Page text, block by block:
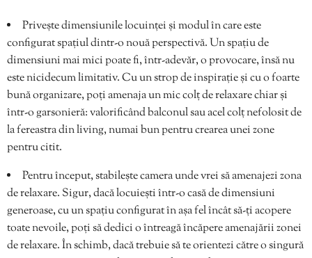
Privește dimensiunile locuinței și modul în care este
configurat spațiul dintr-o nouă perspectivă. Un spațiu de
dimensiuni mai mici poate fi, într-adevăr, o provocare, însă nu
este nicidecum limitativ. Cu un strop de inspirație și cu o foarte
bună organizare, poți amenaja un mic colț de relaxare chiar și
într-o garsonieră: valorificând balconul sau acel colț nefolosit de
la fereastra din living, numai bun pentru crearea unei zone
pentru citit.
Pentru început, stabilește camera unde vrei să amenajezi zona
de relaxare. Sigur, dacă locuiești într-o casă de dimensiuni
generoase, cu un spațiu configurat în așa fel încât să-ți acopere
toate nevoile, poți să dedici o întreagă încăpere amenajării zonei
de relaxare. În schimb, dacă trebuie să te orientezi către o singură